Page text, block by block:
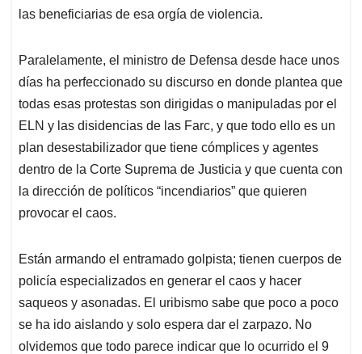
las beneficiarias de esa orgía de violencia.
Paralelamente, el ministro de Defensa desde hace unos
días ha perfeccionado su discurso en donde plantea que
todas esas protestas son dirigidas o manipuladas por el
ELN y las disidencias de las Farc, y que todo ello es un
plan desestabilizador que tiene cómplices y agentes
dentro de la Corte Suprema de Justicia y que cuenta con
la dirección de políticos “incendiarios” que quieren
provocar el caos.
Están armando el entramado golpista; tienen cuerpos de
policía especializados en generar el caos y hacer
saqueos y asonadas. El uribismo sabe que poco a poco
se ha ido aislando y solo espera dar el zarpazo. No
olvidemos que todo parece indicar que lo ocurrido el 9